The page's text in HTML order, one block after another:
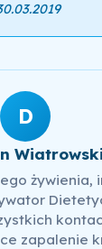
D
żywienia,
zapalenie